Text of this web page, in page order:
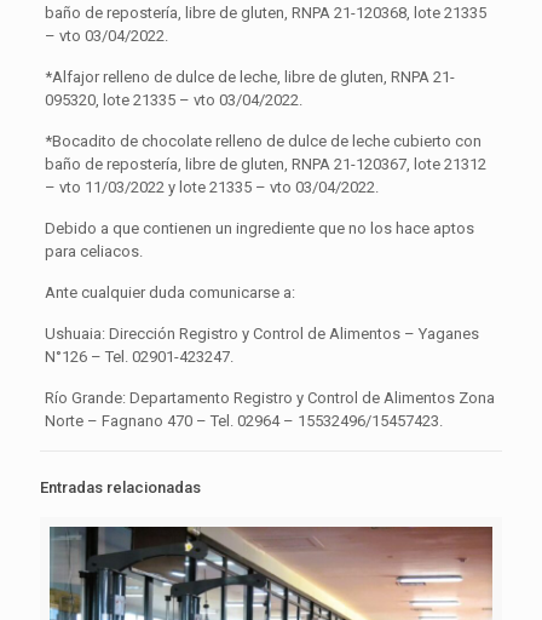
baño de repostería, libre de gluten, RNPA 21-120368, lote 21335
– vto 03/04/2022.
*Alfajor relleno de dulce de leche, libre de gluten, RNPA 21-
095320, lote 21335 – vto 03/04/2022.
*Bocadito de chocolate relleno de dulce de leche cubierto con
baño de repostería, libre de gluten, RNPA 21-120367, lote 21312
– vto 11/03/2022 y lote 21335 – vto 03/04/2022.
Debido a que contienen un ingrediente que no los hace aptos
para celiacos.
Ante cualquier duda comunicarse a:
Ushuaia: Dirección Registro y Control de Alimentos – Yaganes
N°126 – Tel. 02901-423247.
Río Grande: Departamento Registro y Control de Alimentos Zona
Norte – Fagnano 470 – Tel. 02964 – 15532496/15457423.
Entradas relacionadas